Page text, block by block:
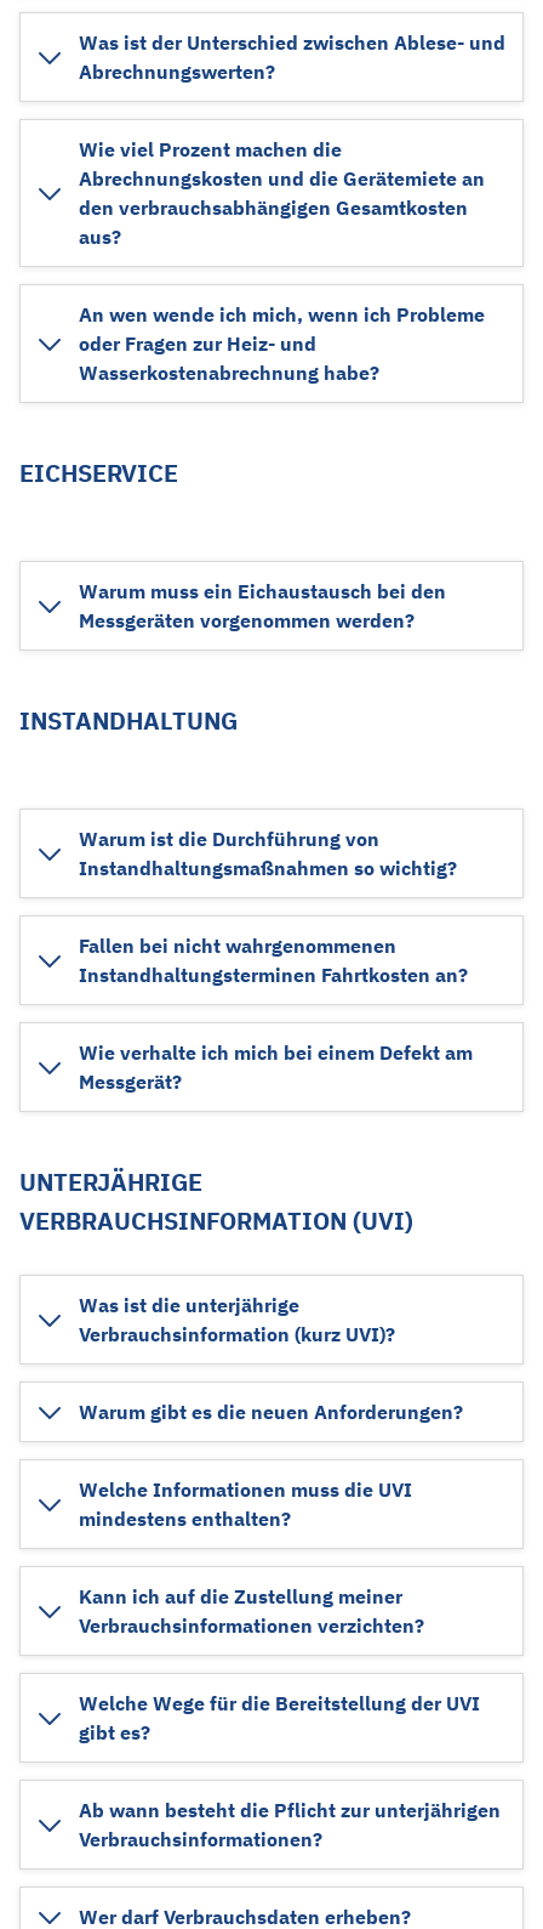
Was ist der Unterschied zwischen Ablese- und
Abrechnungswerten?
Wie viel Prozent machen die
Abrechnungskosten und die Gerätemiete an
den verbrauchsabhängigen Gesamtkosten
aus?
An wen wende ich mich, wenn ich Probleme
oder Fragen zur Heiz- und
Wasserkostenabrechnung habe?
EICHSERVICE
Warum muss ein Eichaustausch bei den
Messgeräten vorgenommen werden?
INSTANDHALTUNG
Warum ist die Durchführung von
Instandhaltungsmaßnahmen so wichtig?
Fallen bei nicht wahrgenommenen
Instandhaltungsterminen Fahrtkosten an?
Wie verhalte ich mich bei einem Defekt am
Messgerät?
UNTERJÄHRIGE
VERBRAUCHSINFORMATION (UVI)
Was ist die unterjährige
Verbrauchsinformation (kurz UVI)?
Warum gibt es die neuen Anforderungen?
Welche Informationen muss die UVI
mindestens enthalten?
Kann ich auf die Zustellung meiner
Verbrauchsinformationen verzichten?
Welche Wege für die Bereitstellung der UVI
gibt es?
Ab wann besteht die Pflicht zur unterjährigen
Verbrauchsinformationen?
Wer darf Verbrauchsdaten erheben?